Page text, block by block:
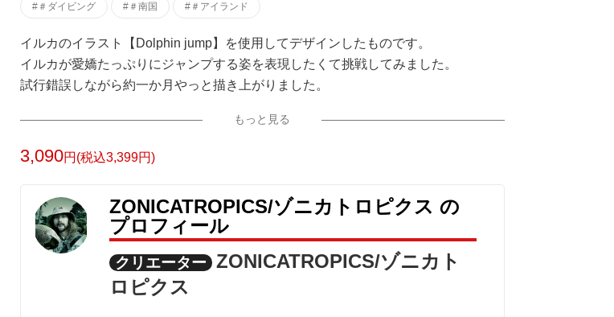
#＃ダイビング #＃南国 #＃アイランド
イルカのイラスト【Dolphin jump】を使用してデザインしたものです。
イルカが愛嬌たっぷりにジャンプする姿を表現したくて挑戦してみました。
試行錯誤しながら約一か月やっと描き上がりました。
もっと見る
3,090円(税込3,399円)
ZONICATROPICS/ゾニカトロピクス の
プロフィール
クリエーター
ZONICATROPICS/ゾニカト
ロピクス